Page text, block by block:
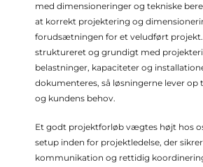
med dimensioneringer og tekniske
at korrekt projektering og
forudsætningen for et veludført
struktureret og grundigt med
belastninger, kapaciteter og
dokumenteres, så løsningerne lever
og kundens behov.
Et godt projektforløb vægtes højt hos
setup inden for projektledelse, der
kommunikation og rettidig